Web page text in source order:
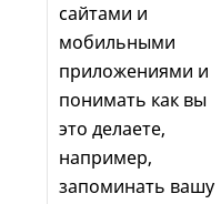
сайтами и
мобильными
приложениями и
понимать как вы
это делаете,
например,
запоминать вашу